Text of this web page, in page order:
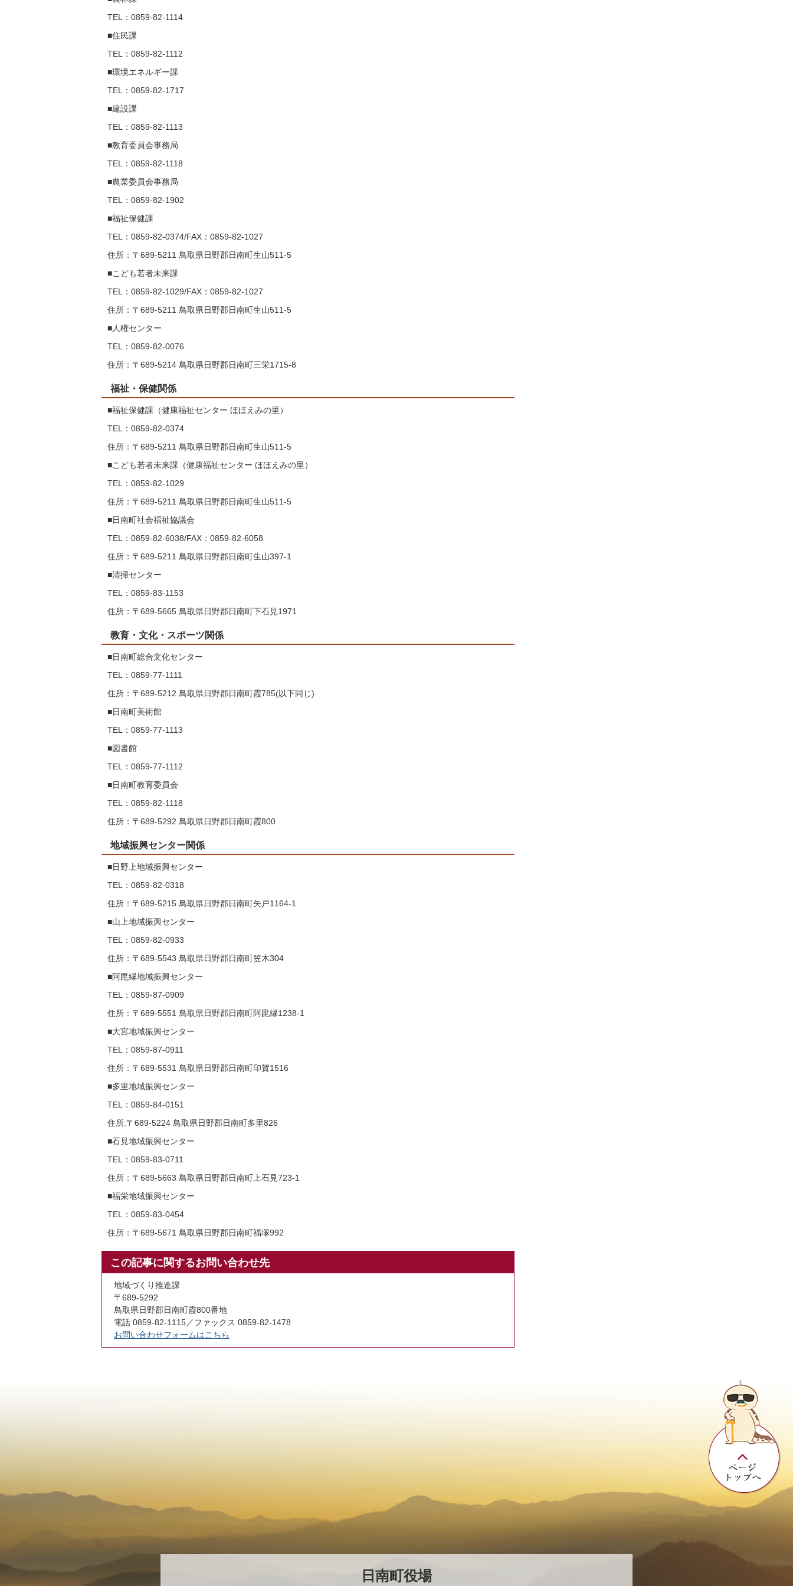
TEL：0859-82-1114
■住民課
TEL：0859-82-1112
■環境エネルギー課
TEL：0859-82-1717
■建設課
TEL：0859-82-1113
■教育委員会事務局
TEL：0859-82-1118
■農業委員会事務局
TEL：0859-82-1902
■福祉保健課
TEL：0859-82-0374/FAX：0859-82-1027
住所：〒689-5211 鳥取県日野郡日南町生山511-5
■こども若者未来課
TEL：0859-82-1029/FAX：0859-82-1027
住所：〒689-5211 鳥取県日野郡日南町生山511-5
■人権センター
TEL：0859-82-0076
住所：〒689-5214 鳥取県日野郡日南町三栄1715-8
福祉・保健関係
■福祉保健課（健康福祉センター ほほえみの里）
TEL：0859-82-0374
住所：〒689-5211 鳥取県日野郡日南町生山511-5
■こども若者未来課（健康福祉センター ほほえみの里）
TEL：0859-82-1029
住所：〒689-5211 鳥取県日野郡日南町生山511-5
■日南町社会福祉協議会
TEL：0859-82-6038/FAX：0859-82-6058
住所：〒689-5211 鳥取県日野郡日南町生山397-1
■清掃センター
TEL：0859-83-1153
住所：〒689-5665 鳥取県日野郡日南町下石見1971
教育・文化・スポーツ関係
■日南町総合文化センター
TEL：0859-77-1111
住所：〒689-5212 鳥取県日野郡日南町霞785(以下同じ)
■日南町美術館
TEL：0859-77-1113
■図書館
TEL：0859-77-1112
■日南町教育委員会
TEL：0859-82-1118
住所：〒689-5292 鳥取県日野郡日南町霞800
地域振興センター関係
■日野上地域振興センター
TEL：0859-82-0318
住所：〒689-5215 鳥取県日野郡日南町矢戸1164-1
■山上地域振興センター
TEL：0859-82-0933
住所：〒689-5543 鳥取県日野郡日南町笠木304
■阿毘縁地域振興センター
TEL：0859-87-0909
住所：〒689-5551 鳥取県日野郡日南町阿毘縁1238-1
■大宮地域振興センター
TEL：0859-87-0911
住所：〒689-5531 鳥取県日野郡日南町印賀1516
■多里地域振興センター
TEL：0859-84-0151
住所:〒689-5224 鳥取県日野郡日南町多里826
■石見地域振興センター
TEL：0859-83-0711
住所：〒689-5663 鳥取県日野郡日南町上石見723-1
■福栄地域振興センター
TEL：0859-83-0454
住所：〒689-5671 鳥取県日野郡日南町福塚992
この記事に関するお問い合わせ先
地域づくり推進課
〒689-5292
鳥取県日野郡日南町霞800番地
電話 0859-82-1115／ファックス 0859-82-1478
お問い合わせフォームはこちら
日南町役場